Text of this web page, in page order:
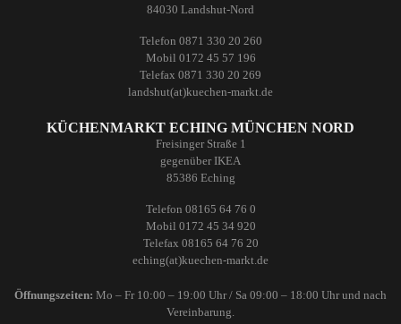
84030 Landshut-Nord
Telefon 0871 330 20 260
Mobil 0172 45 57 196
Telefax 0871 330 20 269
landshut(at)kuechen-markt.de
KÜCHENMARKT ECHING MÜNCHEN NORD
Freisinger Straße 1
gegenüber IKEA
85386 Eching
Telefon 08165 64 76 0
Mobil 0172 45 34 920
Telefax 08165 64 76 20
eching(at)kuechen-markt.de
Öffnungszeiten: Mo – Fr 10:00 – 19:00 Uhr / Sa 09:00 – 18:00 Uhr und nach
Vereinbarung.